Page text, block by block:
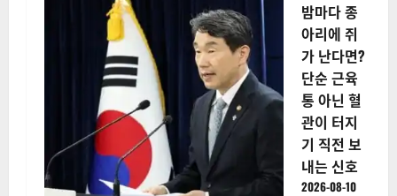
밤마다 종
아리에 쥐
가 난다면?
단순 근육
통 아닌 혈
관이 터지
기 직전 보
내는 신호
2026-08-10